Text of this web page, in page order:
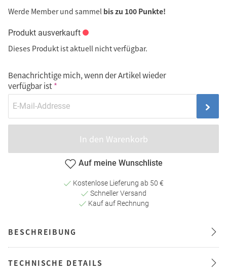
Werde Member und sammel bis zu 100 Punkte!
Produkt ausverkauft
Dieses Produkt ist aktuell nicht verfügbar.
Benachrichtige mich, wenn der Artikel wieder
verfügbar ist
In den Warenkorb
Auf meine Wunschliste
Kostenlose Lieferung ab 50 €
Schneller Versand
Kauf auf Rechnung
BESCHREIBUNG
TECHNISCHE DETAILS